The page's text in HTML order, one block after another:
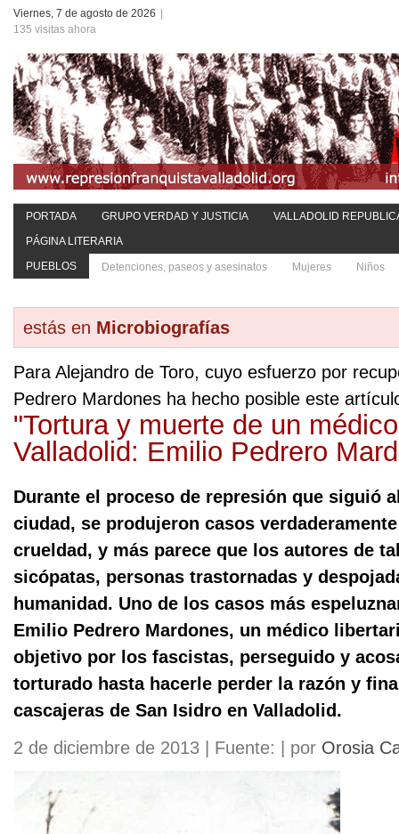
Viernes, 7 de agosto de 2026
135 visitas ahora
PORTADA GRUPO VERDAD Y JUSTICIA
VALLADOLID
PÁGINA LITERARIA
PUEBLOS
Detenciones, paseos y asesinatos Mujeres Niños
estás en Microbiografías
Para Alejandro de Toro, cuyo esfuerzo por
Pedrero Mardones ha hecho posible este
"Tortura y muerte de un
Valladolid: Emilio Pedrero
Durante el proceso de represión que siguió
ciudad, se produjeron casos
crueldad, y más parece que los autores de
sicópatas, personas trastornadas y
humanidad. Uno de los casos más
Emilio Pedrero Mardones, un médico
objetivo por los fascistas, perseguido y
torturado hasta hacerle perder la razón y
cascajeras de San Isidro en Valladolid.
2 de diciembre de 2013 | Fuente: | por Orosia